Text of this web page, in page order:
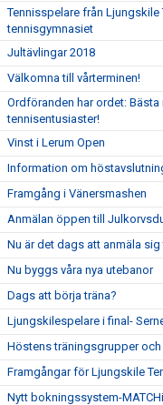
Tennisspelare från Ljungskile
tennisgymnasiet
Jultävlingar 2018
Välkomna till vårterminen!
Ordföranden har ordet:
tennisentusiaster!
Vinst i Lerum Open
Information om
Framgång i Vänersmashen
Anmälan öppen till
Nu är det dags att anmäla
Nu byggs våra nya utebanor
Dags att börja träna?
Ljungskilespelare i final-
Höstens träningsgrupper
Framgångar för Ljungskile
Nytt bokningssystem-MATCHi